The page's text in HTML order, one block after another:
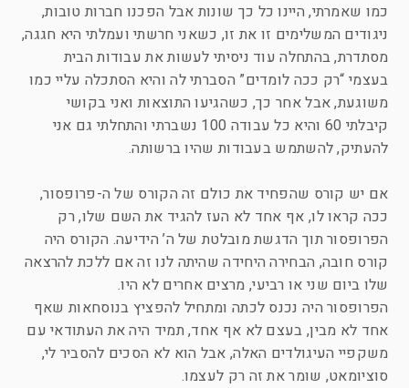
כמו שאמרתי, היינו כל כך שונות אבל הפכנו חברות טובות,
ניגודים המשלימים זו את זו, כשאני חרשתי ועמלתי היא חגגה,
מסתדרת, בהתחלה עוד ניסיתי לעשות את עבודות הבית
בעצמי “רק ככה לומדים” הסברתי לה והיא הסתכלה עליי כמו
משוגעת, אבל אחר כך, כשהגיעו התוצאות ואני בקושי
קיבלתי 60 והיא כל עבודה 100 נשברתי והתחלתי גם אני
להעתיק, להשתמש בעבודות שהיו ברשותה.
אם יש קורס שהפחיד את כולם זה הקורס של ה-פרופסור,
ככה קראו לו, אף אחד לא העז להגיד את השם שלו, רק
הפרופסור תוך הדגשת מובלטת של ה’ הידיעה. הקורס היה
קורס חובה, הבחירה היחידה שהיתה לנו זה אם ללכת להרצאה
שלו ביום שני או רביעי, מרצים אחרים לא היו.
הפרופסור היה נכנס לכתה ומתחיל להפציץ בנוסחאות שאף
אחד לא מבין, בעצם לא אף אחד, תמיד היה את העתודאי עם
משקפיי העיגולדים האלה, אבל הוא לא הסכים להסביר לי,
סוציומאט, שומר את זה רק לעצמו.